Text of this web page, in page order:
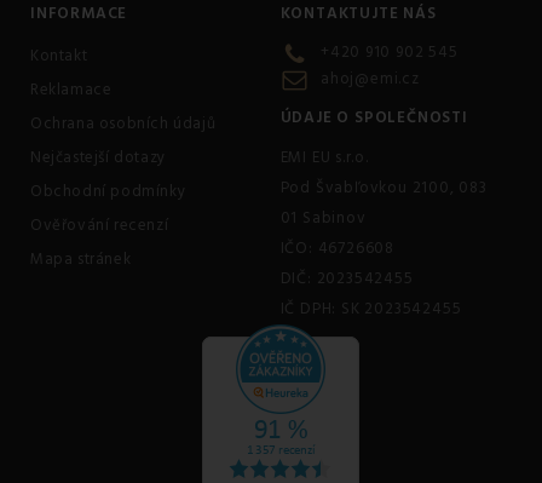
INFORMACE
Kontakt
Reklamace
Ochrana osobních údajů
Nejčastejší dotazy
Obchodní podmínky
Ověřování recenzí
Mapa stránek
KONTAKTUJTE NÁS
+420 910 902 545
ahoj@emi.cz
ÚDAJE O SPOLEČNOSTI
EMI EU s.r.o.
Pod Švabľovkou 2100, 083
01 Sabinov
IČO: 46726608
DIČ: 2023542455
IČ DPH: SK 2023542455